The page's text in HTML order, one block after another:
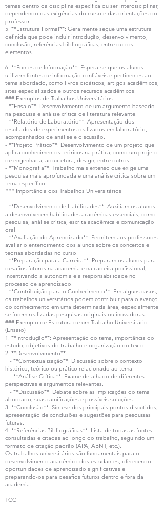
temas dentro da disciplina específica ou ser interdisciplinar,
dependendo das exigências do curso e das orientações do
professor.
5. **Estrutura Formal**: Geralmente segue uma estrutura
definida que pode incluir introdução, desenvolvimento,
conclusão, referências bibliográficas, entre outros
elementos.
6. **Fontes de Informação**: Espera-se que os alunos
utilizem fontes de informação confiáveis e pertinentes ao
tema abordado, como livros didáticos, artigos acadêmicos,
sites especializados e outros recursos acadêmicos.
### Exemplos de Trabalhos Universitários
- **Ensaio**: Desenvolvimento de um argumento baseado
na pesquisa e análise crítica de literatura relevante.
- **Relatório de Laboratório**: Apresentação dos
resultados de experimentos realizados em laboratório,
acompanhados de análise e discussão.
- **Projeto Prático**: Desenvolvimento de um projeto que
aplica conhecimentos teóricos na prática, como um projeto
de engenharia, arquitetura, design, entre outros.
- **Monografia**: Trabalho mais extenso que exige uma
pesquisa mais aprofundada e uma análise crítica sobre um
tema específico.
### Importância dos Trabalhos Universitários
- **Desenvolvimento de Habilidades**: Auxiliam os alunos
a desenvolverem habilidades acadêmicas essenciais, como
pesquisa, análise crítica, escrita acadêmica e comunicação
oral.
- **Avaliação do Aprendizado**: Permitem aos professores
avaliar o entendimento dos alunos sobre os conceitos e
teorias abordadas no curso.
- **Preparação para a Carreira**: Preparam os alunos para
desafios futuros na academia e na carreira profissional,
incentivando a autonomia e a responsabilidade no
processo de aprendizado.
- **Contribuição para o Conhecimento**: Em alguns casos,
os trabalhos universitários podem contribuir para o avanço
do conhecimento em uma determinada área, especialmente
se forem realizadas pesquisas originais ou inovadoras.
### Exemplo de Estrutura de um Trabalho Universitário
(Ensaio)
1. **Introdução**: Apresentação do tema, importância do
estudo, objetivos do trabalho e organização do texto.
2. **Desenvolvimento**:
- **Contextualização**: Discussão sobre o contexto
histórico, teórico ou prático relacionado ao tema.
- **Análise Crítica**: Exame detalhado de diferentes
perspectivas e argumentos relevantes.
- **Discussão**: Debate sobre as implicações do tema
abordado, suas ramificações e possíveis soluções.
3. **Conclusão**: Síntese dos principais pontos discutidos,
apresentação de conclusões e sugestões para pesquisas
futuras.
4. **Referências Bibliográficas**: Lista de todas as fontes
consultadas e citadas ao longo do trabalho, seguindo um
formato de citação padrão (APA, ABNT, etc.).
Os trabalhos universitários são fundamentais para o
desenvolvimento acadêmico dos estudantes, oferecendo
oportunidades de aprendizado significativas e
preparando-os para desafios futuros dentro e fora da
academia.
TCC